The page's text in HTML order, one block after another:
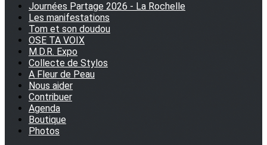
Journées Partage 2026 - La Rochelle
Les manifestations
Tom et son doudou
OSE TA VOIX
M.D.R. Expo
Collecte de Stylos
A Fleur de Peau
Nous aider
Contribuer
Agenda
Boutique
Photos